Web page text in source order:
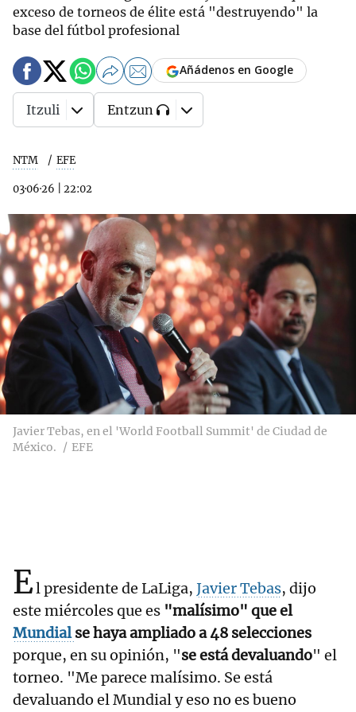
exceso de torneos de élite está "destruyendo" la
base del fútbol profesional
NTM EFE
03·06·26 22:02
Añádenos en Google
Itzuli Entzun
Javier Tebas, en el 'World Football Summit' de Ciudad de
México.
EFE
El presidente de LaLiga, Javier Tebas, dijo
este miércoles que es "malísimo" que el
Mundialse haya ampliado a 48 selecciones
porque, en su opinión, "se está devaluando" el
torneo. "Me parece malísimo. Se está
devaluando el Mundial y eso no es bueno